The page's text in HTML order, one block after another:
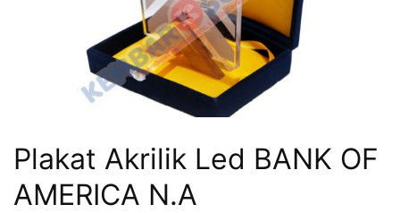
Plakat Akrilik Led BANK OF
AMERICA N.A